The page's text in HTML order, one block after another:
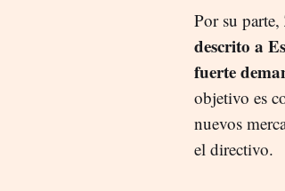
Por su
descrito a
fuerte
objetivo es
nuevos
el directivo.